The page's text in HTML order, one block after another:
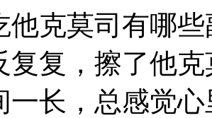
他克莫司有哪
复复，擦了他
一长，总感觉